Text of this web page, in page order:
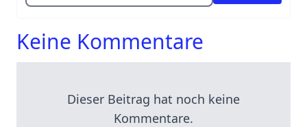
Keine Kommentare
Dieser Beitrag hat noch keine
Kommentare.